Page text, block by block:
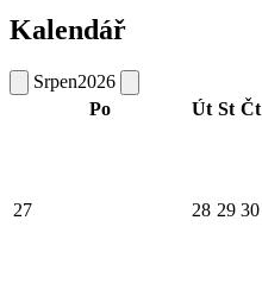
Kalendář
Srpen2026
Po
Út St Čt
27 28 29 30